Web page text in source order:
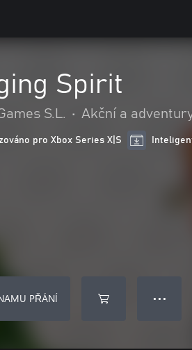
Spirit
S.L. • Akční a
pro Xbox Series X|S
PŘÁNÍ ● ● ●